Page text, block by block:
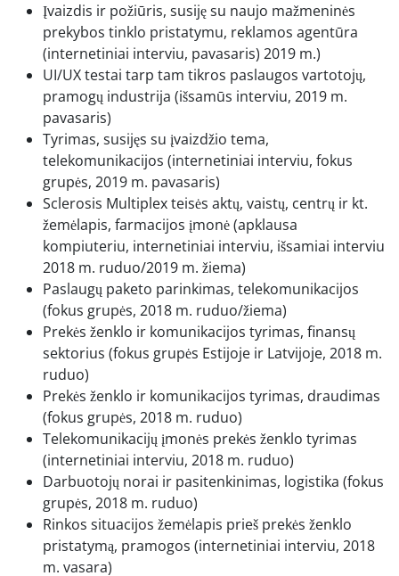
Įvaizdis ir požiūris, susiję su naujo mažmeninės
prekybos tinklo pristatymu, reklamos agentūra
(internetiniai interviu, pavasaris) 2019 m.)
UI/UX testai tarp tam tikros paslaugos vartotojų,
pramogų industrija (išsamūs interviu, 2019 m.
pavasaris)
Tyrimas, susijęs su įvaizdžio tema,
telekomunikacijos (internetiniai interviu, fokus
grupės, 2019 m. pavasaris)
Sclerosis Multiplex teisės aktų, vaistų, centrų ir kt.
žemėlapis, farmacijos įmonė (apklausa
kompiuteriu, internetiniai interviu, išsamiai interviu
2018 m. ruduo/2019 m. žiema)
Paslaugų paketo parinkimas, telekomunikacijos
(fokus grupės, 2018 m. ruduo/žiema)
Prekės ženklo ir komunikacijos tyrimas, finansų
sektorius (fokus grupės Estijoje ir Latvijoje, 2018 m.
ruduo)
Prekės ženklo ir komunikacijos tyrimas, draudimas
(fokus grupės, 2018 m. ruduo)
Telekomunikacijų įmonės prekės ženklo tyrimas
(internetiniai interviu, 2018 m. ruduo)
Darbuotojų norai ir pasitenkinimas, logistika (fokus
grupės, 2018 m. ruduo)
Rinkos situacijos žemėlapis prieš prekės ženklo
pristatymą, pramogos (internetiniai interviu, 2018
m. vasara)